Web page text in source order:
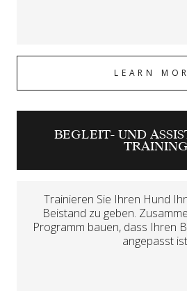
LEARN
BEGLEIT- UND
TRAINING
Trainieren Sie Ihren Hund
Beistand zu geben.
Programm bauen, dass Ihren
angepasst